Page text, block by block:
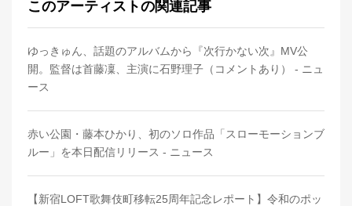
このアーティストの関連記事
ゆっきゅん、話題のアルバムから『次行かない次』MV公
開。監督は首藤凜、主演に石野理子（コメントあり） - ニュ
ース
赤い公園・藤本ひかり、初のソロ作品「スローモーションブ
ルー」を本日配信リリース - ニュース
【新宿LOFT歌舞伎町移転25周年記念レポート】令和のポッ